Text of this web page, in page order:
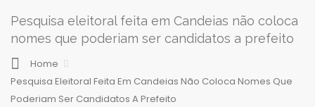
Pesquisa eleitoral feita em Candeias não coloca
nomes que poderiam ser candidatos a prefeito
Home
Pesquisa Eleitoral Feita Em Candeias Não Coloca Nomes Que
Poderiam Ser Candidatos A Prefeito